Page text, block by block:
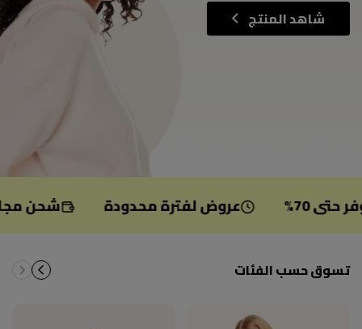
شاهد المنتج
عروض لفترة محدودة شحن مجاني
تسوق حسب الفئات